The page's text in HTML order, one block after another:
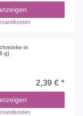
in
g)
2,39 € *